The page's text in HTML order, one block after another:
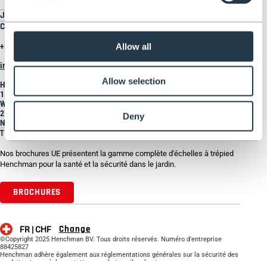
Allow all
Allow selection
Deny
JURIDIQUE
CONTACTEZ-NOUS
+33 9 72 17 98 78
info@henchman.fr
Henchman Europe BV
1 Rhenus Road
Weerlaan
2181 HG HILLEGOM
Netherlands
TÉLÉCHARGER LA BROCHURE
Nos brochures UE présentent la gamme complète d'échelles à trépied
Henchman pour la santé et la sécurité dans le jardin.
BROCHURES
FR |CHF Change
©Copyright 2025 Henchman BV. Tous droits réservés. Numéro d'entreprise
88425827
Henchman adhère également aux réglementations générales sur la sécurité des